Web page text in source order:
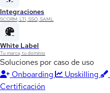
Integraciones
SCORM, LTI, SSO, SAML
White Label
Tu marca, tu dominio
Soluciones por caso de uso
Onboarding
Upskilling
Certificación